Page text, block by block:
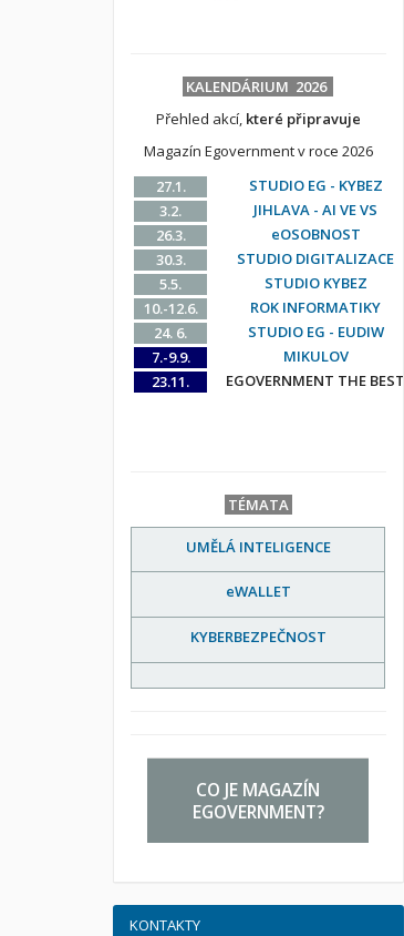
KALENDÁRIUM 2026
Přehled akcí, které připravuje
Magazín Egovernment v roce 2026
27.1.
STUDIO EG - KYBEZ
3.2.
JIHLAVA - AI VE VS
26.3.
eOSOBNOST
30.3.
STUDIO DIGITALIZACE
5.5.
STUDIO KYBEZ
10.-12.6.
ROK INFORMATIKY
24. 6.
STUDIO EG - EUDIW
7.-9.9.
MIKULOV
23.11.
EGOVERNMENT THE BEST
TÉMATA
UMĚLÁ INTELIGENCE
eWALLET
KYBERBEZPEČNOST
CO JE MAGAZÍN
EGOVERNMENT?
KONTAKTY